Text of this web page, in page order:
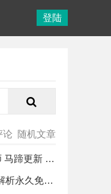
登陆
论 随机文章
无盘万用包 云更新 网维大师 马蹄更新 易乐游 WIN10 WIN11万用包
网吧影视特权 全网VIP视频解析永久免费版